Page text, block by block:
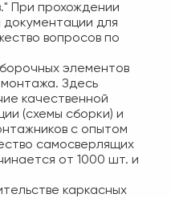
При прохождении
документации для
вопросов по
элементов
Здесь
качественной
(схемы сборки) и
с опытом
самосверлящих
от 1000 шт. и
каркасных